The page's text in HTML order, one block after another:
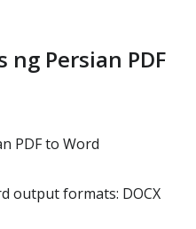
ng Persian PDF
PDF to Word
output formats: DOCX